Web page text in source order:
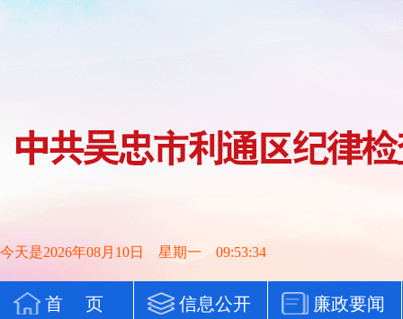
今天是2026年08月10日 星期一 09:53:34
首 页 信息公开 廉政要闻